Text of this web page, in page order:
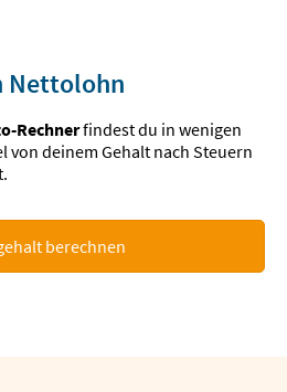
Nettolohn
Rechnerfindest du in wenigen
von deinem Gehalt nach Steuern
berechnen